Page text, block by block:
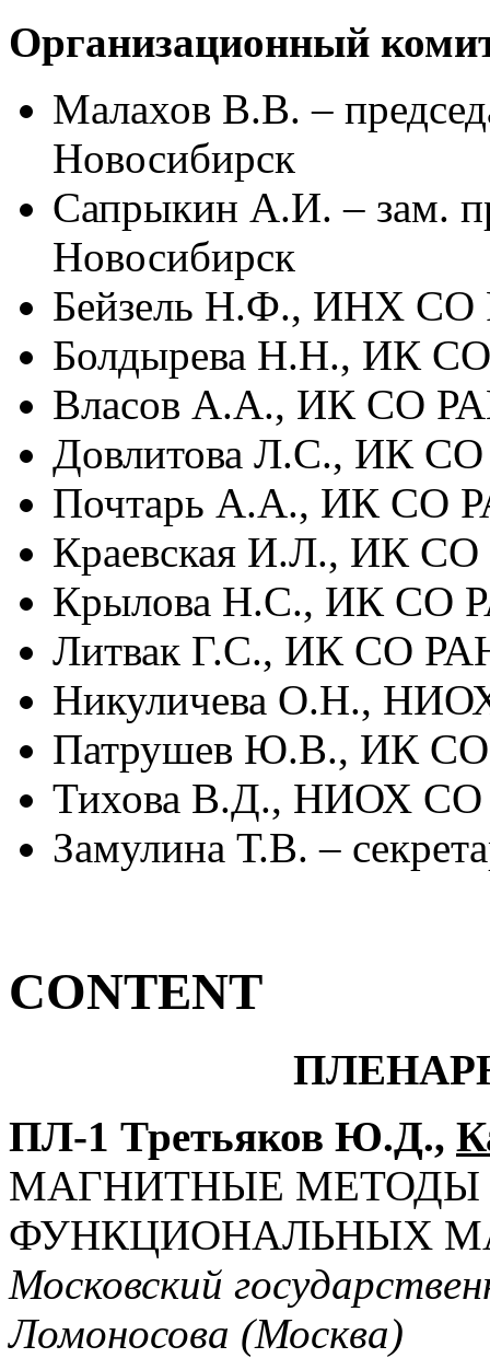
Организационный
Малахов В.В. –
Новосибирск
Сапрыкин А.И. – зам.
Новосибирск
Бейзель Н.Ф., ИНХ СО
Болдырева Н.Н., ИК
Власов А.А., ИК СО
Довлитова Л.С., ИК
Почтарь А.А., ИК СО
Краевская И.Л., ИК
Крылова Н.С., ИК СО
Литвак Г.С., ИК СО
Никуличева О.Н.,
Патрушев Ю.В., ИК СО
Тихова В.Д., НИОХ СО
Замулина Т.В. –
CONTENT
ПЛ-1 Третьяков Ю.Д.,
МАГНИТНЫЕ МЕТОДЫ
ФУНКЦИОНАЛЬНЫХ
Московский
Ломоносова (Москва)